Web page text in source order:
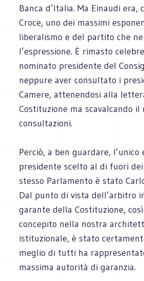
Banca d’Italia. Ma Einaudi era,
Croce, uno dei massimi
liberalismo e del partito che ne
l’espressione. È rimasto
nominato presidente del
neppure aver consultato i
Camere, attenendosi alla
Costituzione ma scavalcando
consultazioni.
Perciò, a ben guardare, l’unico
presidente scelto al di fuori
stesso Parlamento è stato
Dal punto di vista dell’arbitro
garante della Costituzione,
concepito nella nostra
istituzionale, è stato
meglio di tutti ha
massima autorità di garanzia.